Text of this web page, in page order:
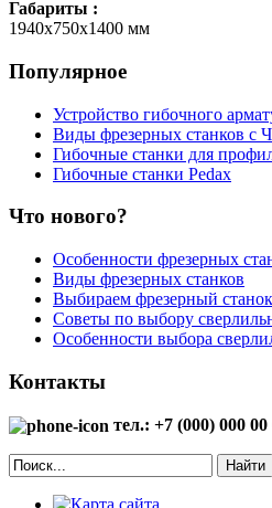
Габариты :
1940х750х1400 мм
Популярное
Устройство гибочного
Виды фрезерных станков с
Гибочные станки для
Гибочные станки Pedax
Что нового?
Особенности фрезерных
Виды фрезерных станков
Выбираем фрезерный станок
Советы по выбору
Особенности выбора
Контакты
тел.: +7 (000) 000 00
Найти